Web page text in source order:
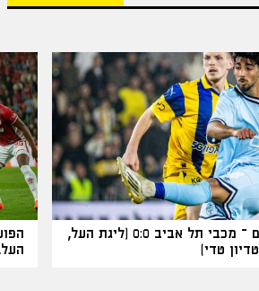
בית"ר ירושלים – מכבי תל אביב 0:0 (ליגת העל,
העל,